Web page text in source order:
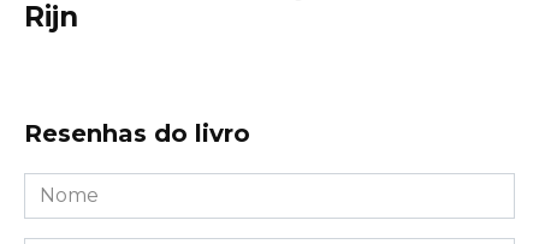
Rijn
Resenhas do livro
Nome
*